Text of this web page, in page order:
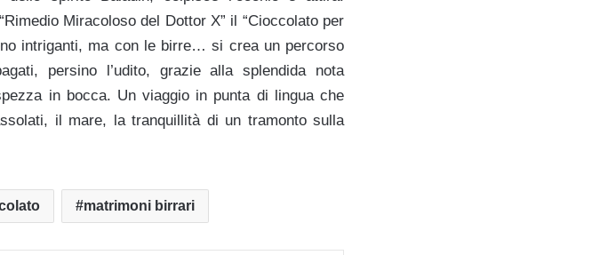
Miracoloso del Dottor X” il “Cioccolato per
intriganti, ma con le birre… si crea un percorso
persino l’udito, grazie alla splendida nota
in bocca. Un viaggio in punta di lingua che
il mare, la tranquillità di un tramonto sulla
matrimoni birrari